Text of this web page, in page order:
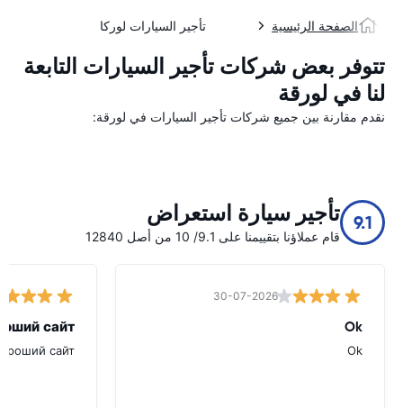
الصفحة الرئيسية تأجير السيارات لوركا
تتوفر بعض شركات تأجير السيارات التابعة
لنا في لورقة
نقدم مقارنة بين جميع شركات تأجير السيارات في لورقة:
9.1 تأجير سيارة استعراض
قام عملاؤنا بتقييمنا على 9.1/ 10 من أصل 12840
30-07-2026
Ok
Ok
сайт.
сайт.